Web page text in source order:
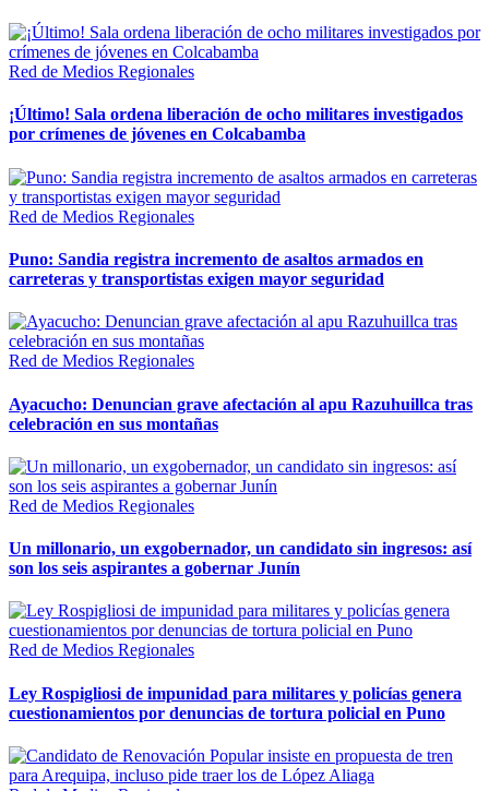
Red de Medios Regionales
¡Último! Sala ordena liberación de ocho militares investigados
por crímenes de jóvenes en Colcabamba
Red de Medios Regionales
Puno: Sandia registra incremento de asaltos armados en
carreteras y transportistas exigen mayor seguridad
Red de Medios Regionales
Ayacucho: Denuncian grave afectación al apu Razuhuillca tras
celebración en sus montañas
Red de Medios Regionales
Un millonario, un exgobernador, un candidato sin ingresos: así
son los seis aspirantes a gobernar Junín
Red de Medios Regionales
Ley Rospigliosi de impunidad para militares y policías genera
cuestionamientos por denuncias de tortura policial en Puno